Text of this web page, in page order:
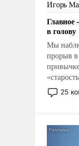
Украина
с
Игорь
Главное
в голову
Мы
прорыв в
то это
что оно
25